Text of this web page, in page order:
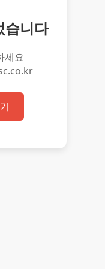
습니다
세요